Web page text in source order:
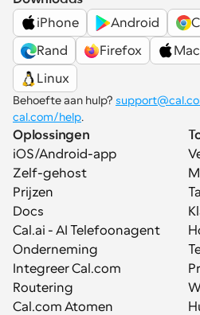
iPhone
Android
Rand
Firefox
Linux
Behoefte aan hulp?
cal.com/help.
Oplossingen
iOS/Android-app
Zelf-gehost
Prijzen
Docs
Cal.ai - AI Telefoonagent
Onderneming
Integreer Cal.com
Routering
Cal.com Atomen